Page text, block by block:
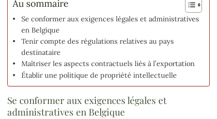
Au sommaire
Se conformer aux exigences légales et administratives
en Belgique
Tenir compte des régulations relatives au pays
destinataire
Maîtriser les aspects contractuels liés à l’exportation
Établir une politique de propriété intellectuelle
Se conformer aux exigences légales et
administratives en Belgique